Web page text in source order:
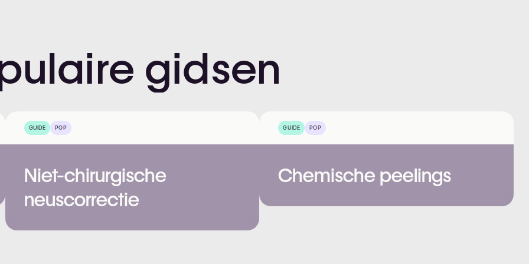
gidsen
GUIDE POP
Niet-chirurgische
neuscorrectie
GUIDE POP
Chemische peelings